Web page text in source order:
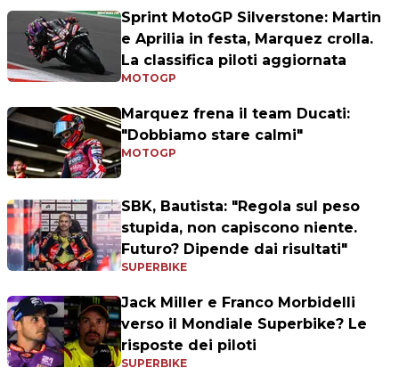
Sprint MotoGP Silverstone: Martin
e Aprilia in festa, Marquez crolla.
La classifica piloti aggiornata
MOTOGP
Marquez frena il team Ducati:
"Dobbiamo stare calmi"
MOTOGP
SBK, Bautista: "Regola sul peso
stupida, non capiscono niente.
Futuro? Dipende dai risultati"
SUPERBIKE
Jack Miller e Franco Morbidelli
verso il Mondiale Superbike? Le
risposte dei piloti
SUPERBIKE